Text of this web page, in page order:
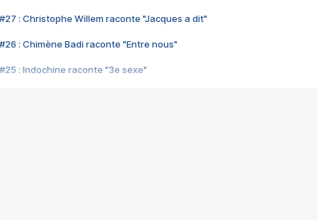
#27 : Christophe Willem raconte "Jacques a dit"
#26 : Chimène Badi raconte "Entre nous"
#25 : Indochine raconte "3e sexe"